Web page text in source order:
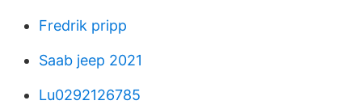
Fredrik pripp
Saab jeep 2021
Lu0292126785